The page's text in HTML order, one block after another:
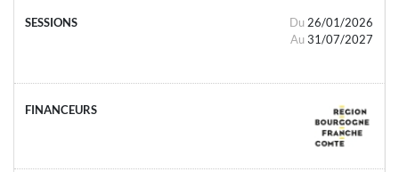
Du 26/01/2026
Au 31/07/2027